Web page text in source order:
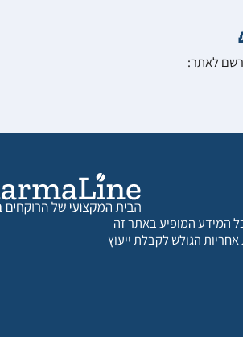
לאתר:
המידע המופיע באתר זה
הגולש לקבלת ייעוץ